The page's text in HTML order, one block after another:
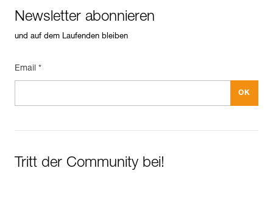
Newsletter abonnieren
und auf dem Laufenden bleiben
Email *
Tritt der Community bei!